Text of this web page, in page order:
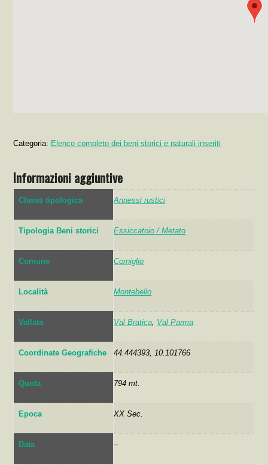
Categoria: Elenco completo dei beni storici e naturali inseriti
Informazioni aggiuntive
Classe tipologica Annessi rustici
Tipologia Beni storici Essiccatoio / Metato
Comune Corniglio
Località Montebello
Vallata Val Bratica, Val Parma
Coordinate Geografiche 44.444393, 10.101766
Quota 794 mt.
Epoca XX Sec.
Data –